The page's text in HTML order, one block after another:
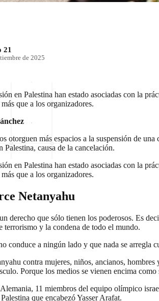
21
de 2025
en Palestina han estado asociadas con la
que a los organizadores.
otorguen más espacios a la suspensión de una
causa de la cancelación.
en Palestina han estado asociadas con la
que a los organizadores.
Netanyahu
derecho que sólo tienen los poderosos. Es
terrorismo y la condena de todo el mundo.
conduce a ningún lado y que nada se arregla
contra mujeres, niños, ancianos,
Porque los medios se vienen encima
11 miembros del equipo olímpico
que encabezó Yasser Arafat.